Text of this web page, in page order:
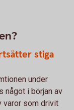
stiga
under
något i början av
varor som drivit